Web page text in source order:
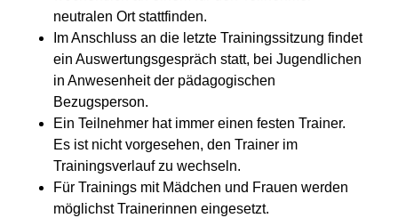
neutralen Ort stattfinden.
Im Anschluss an die letzte Trainingssitzung findet
ein Auswertungsgespräch statt, bei Jugendlichen
in Anwesenheit der pädagogischen
Bezugsperson.
Ein Teilnehmer hat immer einen festen Trainer.
Es ist nicht vorgesehen, den Trainer im
Trainingsverlauf zu wechseln.
Für Trainings mit Mädchen und Frauen werden
möglichst Trainerinnen eingesetzt.